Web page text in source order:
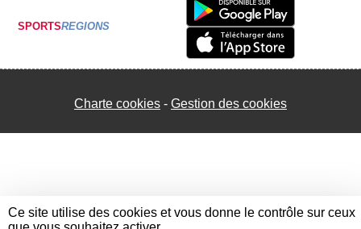
SPORTSREGIONS
Charte cookies Gestion des cookies
Ce site utilise des cookies et vous donne le contrôle sur ceux